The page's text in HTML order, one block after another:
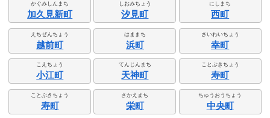
かぐみしんまち
加久見新町
しおみちょう
汐見町
にしまち
西町
えちぜんちょう
越前町
はままち
浜町
さいわいちょう
幸町
こえちょう
小江町
てんじんまち
天神町
ことぶきちょう
寿町
ことぶきちょう
寿町
さかえまち
栄町
ちゅうおうちょう
中央町